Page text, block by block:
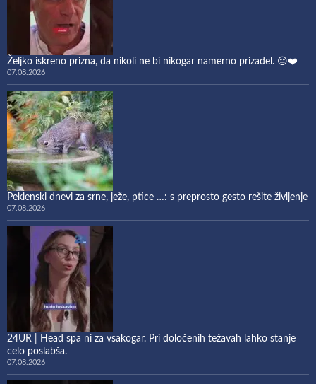
Željko iskreno prizna, da nikoli ne bi nikogar namerno prizadel. 😔❤️
07.08.2026
Peklenski dnevi za srne, ježe, ptice …: s preprosto gesto rešite življenje
07.08.2026
24UR | Head spa ni za vsakogar. Pri določenih težavah lahko stanje
celo poslabša.
07.08.2026